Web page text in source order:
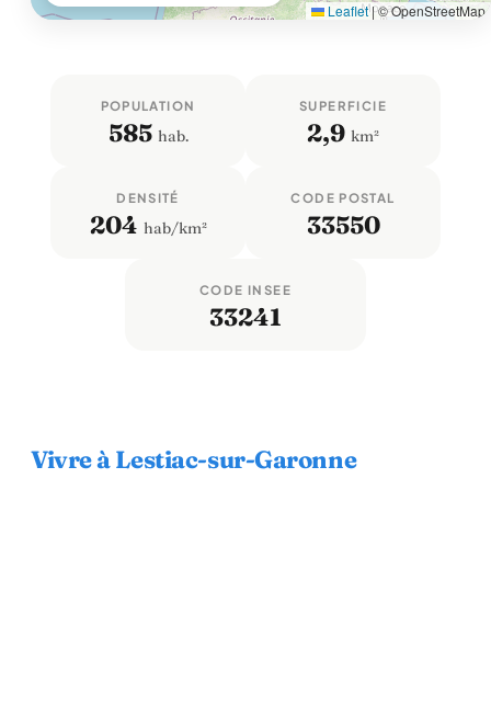
Leaflet |© OpenStreetMap
POPULATION
585 hab.
SUPERFICIE
2,9 km²
DENSITÉ
204 hab/km²
CODE POSTAL
33550
CODE INSEE
33241
Vivre à Lestiac-sur-Garonne